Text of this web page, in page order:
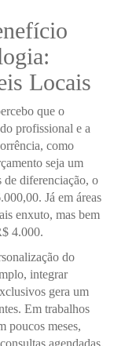
Locais
que o
profissional e a
como
seja um
de diferenciação, o
Já em áreas
enxuto, mas bem
4.000.
do
integrar
gera um
Em trabalhos
poucos meses,